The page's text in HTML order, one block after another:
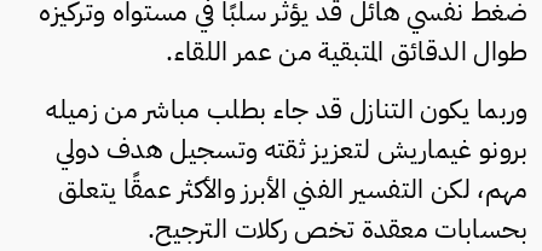
ضغط نفسي هائل قد يؤثر سلبًا في مستواه وتركيزه
طوال الدقائق المتبقية من عمر اللقاء.
وربما يكون التنازل قد جاء بطلب مباشر من زميله
برونو غيماريش لتعزيز ثقته وتسجيل هدف دولي
مهم، لكن التفسير الفني الأبرز والأكثر عمقًا يتعلق
بحسابات معقدة تخص ركلات الترجيح.